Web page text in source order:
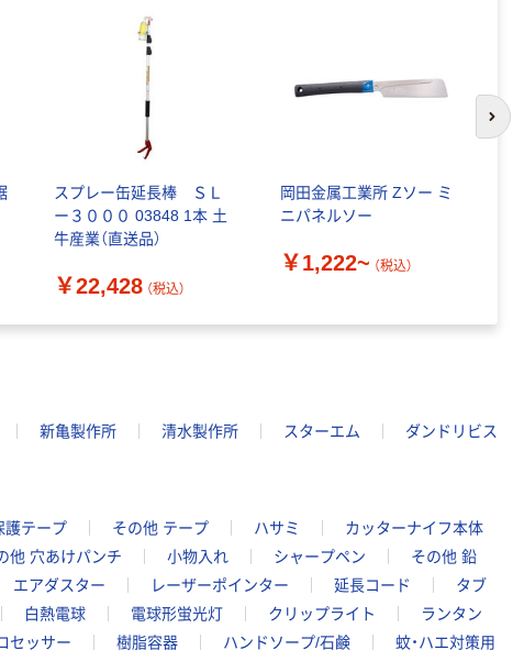
スプレー缶延長棒 ＳＬ
ー３０００ 03848 1本 土
牛産業（直送品）
￥22,428 （税込）
岡田金属工業所 Zソー ミ
ニパネルソー
￥1,222~ （税込）
次
新亀製作所 清水製作所 スターエム ダンドリビス
護テープ その他 テープ ハサミ
カッターナイフ本体
他 穴あけパンチ 小物入れ シャープペン
その他 鉛
エアダスター レーザーポインター 延長コード
タブ
白熱電球 電球形蛍光灯 クリップライト
ランタン
セッサー 樹脂容器 ハンドソープ/石鹸 蚊・ハエ対策用